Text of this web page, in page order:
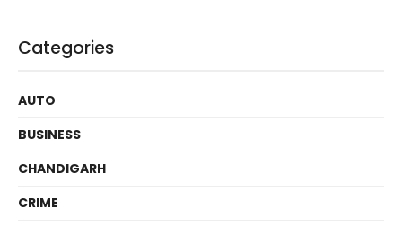
Categories
AUTO
BUSINESS
CHANDIGARH
CRIME